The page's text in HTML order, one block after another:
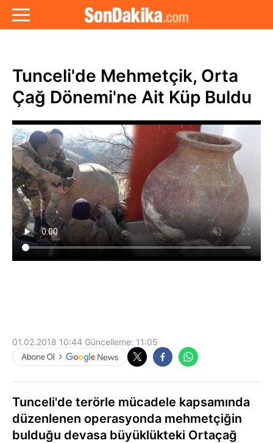
Tunceli'de Mehmetçik, Orta
Çağ Dönemi'ne Ait Küp Buldu
01.02.2018 10:44 Güncelleme: 11:05
Tunceli'de terörle mücadele kapsamında
düzenlenen operasyonda mehmetçiğin
bulduğu devasa büyüklükteki Ortaçağ